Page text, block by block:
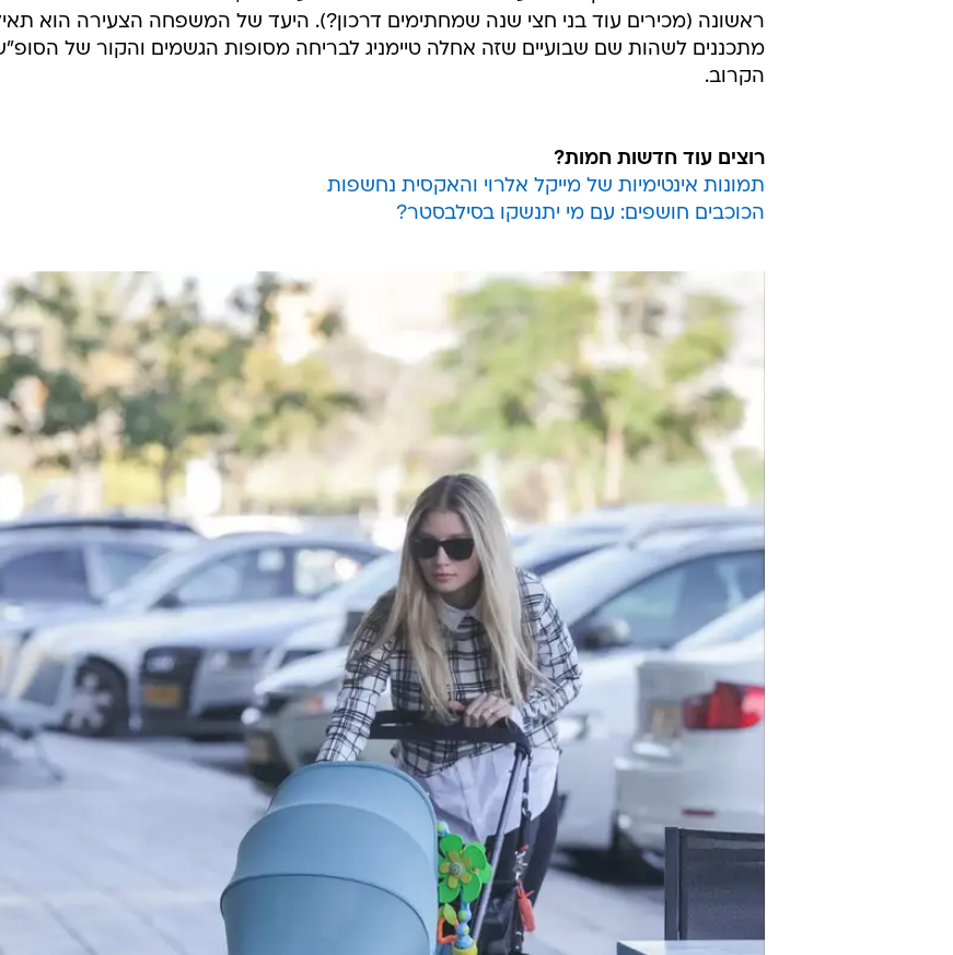
וואלה! סלבס מזהירה אתכם מאכזבות לקראת
שנת 2016, גם אם ממש תרצו ותטיילו ברחבי תל אביב לא תוכלו למצוא את
הרחק מגבולות אדמת הקודש.
הימלבלוי ארזה הבוקר את בעלה
מתכננים לשהות שם שבועיים שזה אחלה טיימניג לבריחה מסופות הגשמים והקור של הסופ"ש
הקרוב.
רוצים עוד חדשות חמות?
תמונות אינטימיות של מייקל אלרוי והאקסית נחשפות
הכוכבים חושפים: עם מי יתנשקו בסילבסטר?